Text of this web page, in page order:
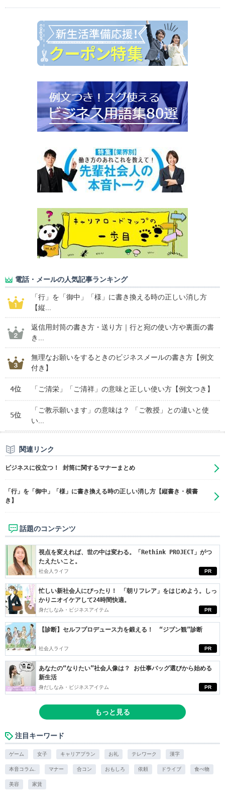
電話・メールの人気記事ランキング
「行」を「御中」「様」に書き換える時の正しい消し方
【縦...
返信用封筒の書き方・送り方｜行と宛の使い方や裏面の書
き...
無理なお願いをするときのビジネスメールの書き方【例文
付き】
4位 「ご清栄」「ご清祥」の意味と正しい使い方【例文つき】
5位
「ご教示願います」の意味は？ 「ご教授」との違いと使
い...
関連リンク
ビジネスに役立つ！ 封筒に関するマナーまとめ
「行」を「御中」「様」に書き換える時の正しい消し方【縦書き・横書
き】
話題のコンテンツ
PR
視点を変えれば、世の中は変わる。「Rethink PROJECT」がつ
たえたいこと。
社会人ライフ
PR
忙しい新社会人にぴったり！ 「朝リフレア」をはじめよう。しっ
かりニオイケアして24時間快適。
身だしなみ・ビジネスアイテム
PR
【診断】セルフプロデュース力を鍛える！ “ジブン観”診断
社会人ライフ
PR
あなたの“なりたい”社会人像は？ お仕事バッグ選びから始める
新生活
身だしなみ・ビジネスアイテム
もっと見る
注目キーワード
ゲーム 女子 キャリアプラン お礼 テレワーク 漢字
本音コラム. マナー 合コン おもしろ 依頼 ドライブ 食べ物
美容 家賃